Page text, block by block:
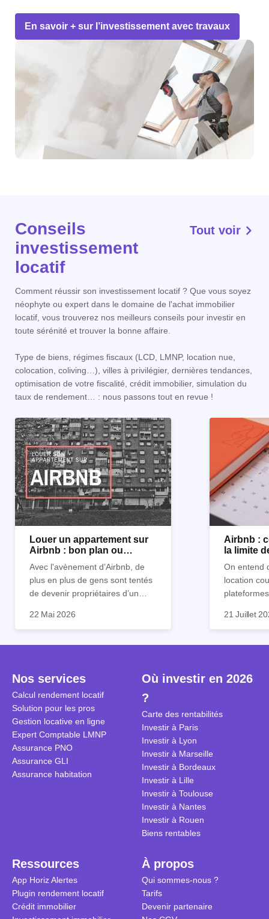
En savoir + sur l’investissement avec travaux
Conseils
investissement
locatif
Tout voir
Comment réussir son investissement locatif ? Que vous soyez
néophyte ou expert dans le domaine de l'achat immobilier
locatif, vous trouverez nos meilleurs conseils pour investir en
toute sérénité et trouver la bonne affaire.
Type de biens, régimes fiscaux (LCD, LMNP, location nue,
colocation, coliving…), villes à privilégier, dernières tendances,
optimisation de votre fiscalité, crédit immobilier, simulation du
taux de rendement… : nous passons tout en revue !
Louer un appartement sur
Airbnb : bon plan ou
Avec l'avènement d’Airbnb, de
plus en plus de gens sont tentés
de devenir propriétaires d’un
suite. On compte environ 25 000
sont des meublés touristiques à
est-ce rentable ? Quels sont les
frais à prévoir ? Les différentes
conditions à remplir ?
22 Mai 2026
Airbnb :
la limite
On entend
location
idées
Je vais
entendu)
encore ne
d’autres
21 Juillet
Nos services
Calcul rendement locatif
Solution pour les pros
Gestion locative en ligne
Expert Comptable LMNP
Assurance PNO
Assurance GLI
Assurance habitation
Où investir en 2026
?
Carte des rentabilités
Investir à Paris
Investir à Lyon
Investir à Marseille
Investir à Bordeaux
Investir à Lille
Investir à Toulouse
Investir à Nantes
Investir à Rouen
Biens rentables
Ressources
App Horiz Alertes
Plugin rendement locatif
Crédit immobilier
À propos
Qui sommes-nous ?
Tarifs
Devenir partenaire